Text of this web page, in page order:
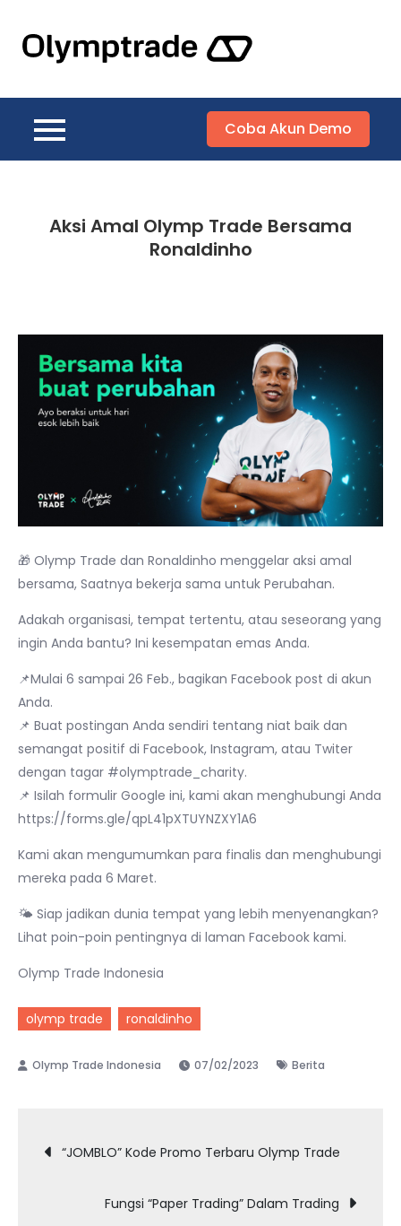
content
Aplikasi
Olymptrade
Coba Akun Demo
Aksi Amal Olymp Trade Bersama
Ronaldinho
🎁 Olymp Trade dan Ronaldinho menggelar aksi amal
bersama, Saatnya bekerja sama untuk Perubahan.
Adakah organisasi, tempat tertentu, atau seseorang yang
ingin Anda bantu? Ini kesempatan emas Anda.
📌Mulai 6 sampai 26 Feb., bagikan Facebook post di akun
Anda.
📌 Buat postingan Anda sendiri tentang niat baik dan
semangat positif di Facebook, Instagram, atau Twiter
dengan tagar #olymptrade_charity.
📌 Isilah formulir Google ini, kami akan menghubungi Anda
https://forms.gle/qpL41pXTUYNZXY1A6
Kami akan mengumumkan para finalis dan menghubungi
mereka pada 6 Maret.
🌤 Siap jadikan dunia tempat yang lebih menyenangkan?
Lihat poin-poin pentingnya di laman Facebook kami.
Olymp Trade Indonesia
olymp trade ronaldinho
07/02/2023 Berita
Post
navigation
“JOMBLO” Kode Promo Terbaru Olymp Trade
Fungsi “Paper Trading” Dalam Trading